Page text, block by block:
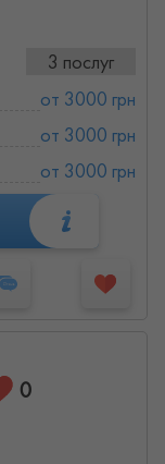
3 послуг
от 3000 грн
от 3000 грн
от 3000 грн
0